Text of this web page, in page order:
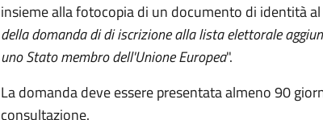
insieme alla fotocopia di un documento di identità
della domanda di di iscrizione alla lista elettorale
uno Stato membro dell'Unione Europea".
La domanda deve essere presentata almeno 90
consultazione.